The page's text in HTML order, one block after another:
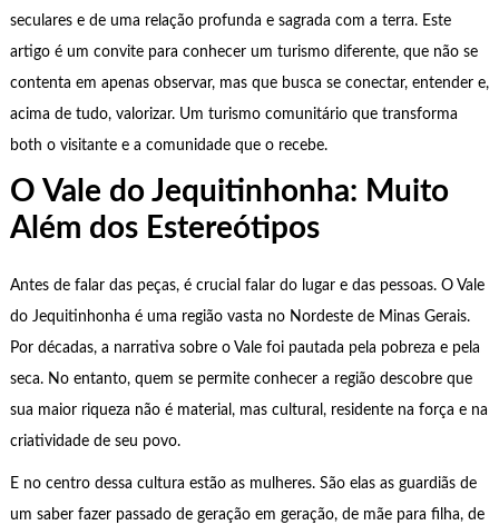
seculares e de uma relação profunda e sagrada com a terra. Este
artigo é um convite para conhecer um turismo diferente, que não se
contenta em apenas observar, mas que busca se conectar, entender e,
acima de tudo, valorizar. Um turismo comunitário que transforma
both o visitante e a comunidade que o recebe.
O Vale do Jequitinhonha: Muito
Além dos Estereótipos
Antes de falar das peças, é crucial falar do lugar e das pessoas. O Vale
do Jequitinhonha é uma região vasta no Nordeste de Minas Gerais.
Por décadas, a narrativa sobre o Vale foi pautada pela pobreza e pela
seca. No entanto, quem se permite conhecer a região descobre que
sua maior riqueza não é material, mas cultural, residente na força e na
criatividade de seu povo.
E no centro dessa cultura estão as mulheres. São elas as guardiãs de
um saber fazer passado de geração em geração, de mãe para filha, de